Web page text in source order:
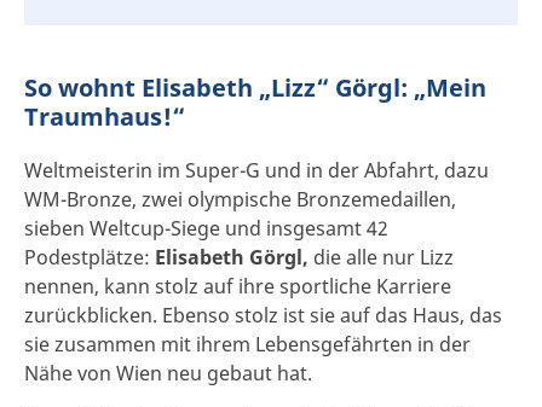
So wohnt Elisabeth „Lizz“ Görgl: „Mein
Traumhaus!“
Weltmeisterin im Super-G und in der Abfahrt, dazu
WM-Bronze, zwei olympische Bronzemedaillen,
sieben Weltcup-Siege und insgesamt 42
Podestplätze: Elisabeth Görgl, die alle nur Lizz
nennen, kann stolz auf ihre sportliche Karriere
zurückblicken. Ebenso stolz ist sie auf das Haus, das
sie zusammen mit ihrem Lebensgefährten in der
Nähe von Wien neu gebaut hat.